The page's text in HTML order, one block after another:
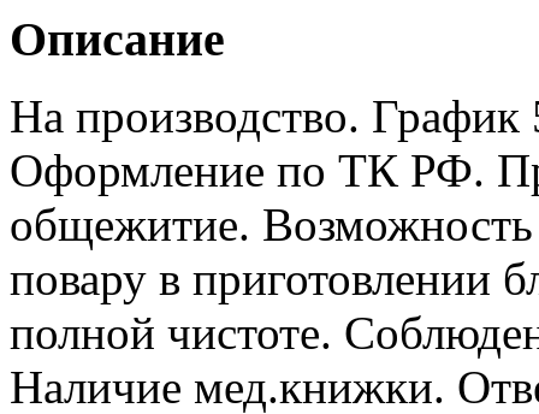
Описание
На производство.
Оформление по ТК РФ.
общежитие.
повару в приготовлении
полной чистоте.
Наличие мед.книжки.